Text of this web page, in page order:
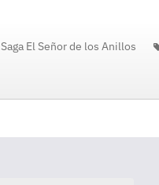
Saga El Señor de los Anillos